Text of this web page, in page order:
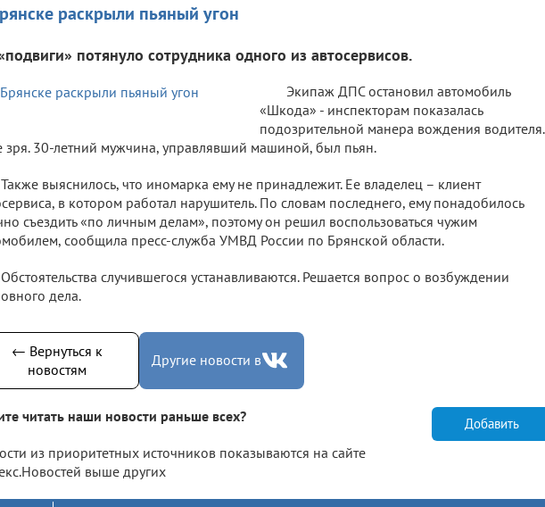
раскрыли пьяный угон
потянуло сотрудника одного из автосервисов.
Экипаж ДПС остановил автомобиль
«Шкода» - инспекторам показалась
подозрительной манера вождения водителя.
зря. 30-летний мужчина, управлявший машиной, был пьян.
Также выяснилось, что иномарка ему не принадлежит. Ее владелец – клиент
в котором работал нарушитель. По словам последнего, ему понадобилось
съездить «по личным делам», поэтому он решил воспользоваться чужим
сообщила пресс-служба УМВД России по Брянской области.
Обстоятельства случившегося устанавливаются. Решается вопрос о возбуждении
дела.
← Вернуться к
новостям
Другие новости в
читать наши новости раньше всех?
из приоритетных источников показываются на сайте
выше других
Добавить